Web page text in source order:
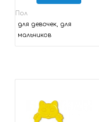
Пол
для девочек, для
мальчиков